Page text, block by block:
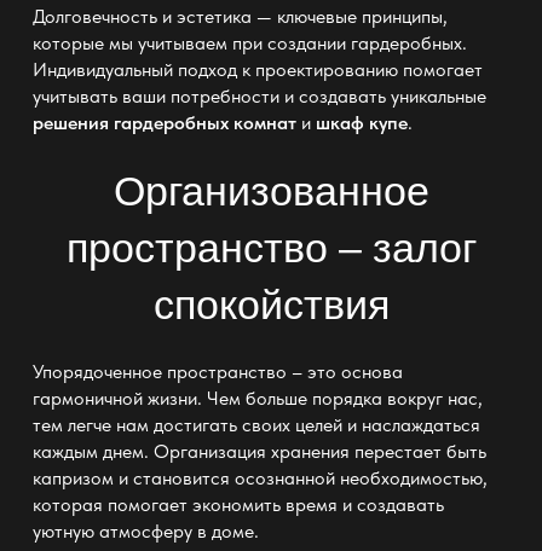
Долговечность и эстетика — ключевые принципы,
которые мы учитываем при создании гардеробных.
Индивидуальный подход к проектированию помогает
учитывать ваши потребности и создавать уникальные
решения гардеробных комнати шкаф купе.
Организованное
пространство – залог
спокойствия
Упорядоченное пространство – это основа
гармоничной жизни. Чем больше порядка вокруг нас,
тем легче нам достигать своих целей и наслаждаться
каждым днем. Организация хранения перестает быть
капризом и становится осознанной необходимостью,
которая помогает экономить время и создавать
уютную атмосферу в доме.